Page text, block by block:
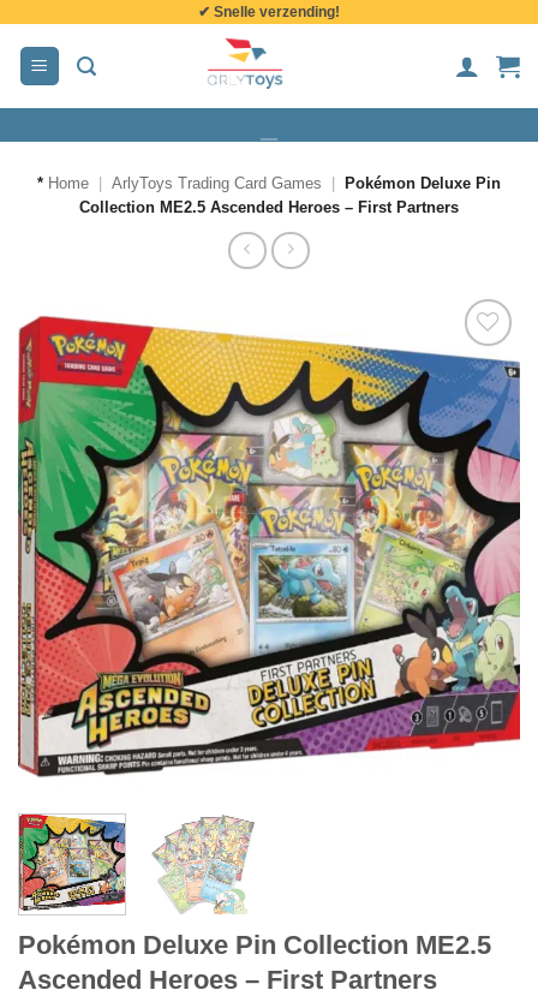
inhoud
✔ Snelle verzending!
* Home ArlyToys Trading Card Games
Pokémon Deluxe Pin
Collection ME2.5 Ascended Heroes – First Partners
Pokémon Deluxe Pin Collection ME2.5
Ascended Heroes – First Partners